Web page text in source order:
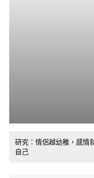
研究：情侶越幼稚，感
自己